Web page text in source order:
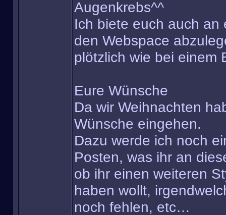
Augenkrebs^^
Ich biete euch auch an
den Webspace
plötzlich wie bei einem
Eure Wünsche
Da wir Weihnachten
Wünsche eingehen.
Dazu werde ich noch
Posten, was ihr an
ob ihr einen weiteren
haben wollt,
noch fehlen, etc…